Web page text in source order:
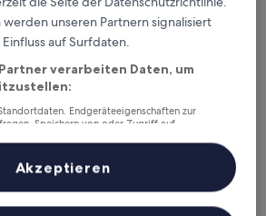
Preis
beträgt
inkl. Steuern & Gebühren
9. Aug.–10. Aug.
werden unseren Partnern signalisiert
auf Surfdaten.
verarbeiten Daten, um
Endgeräteeigenschaften zur
Speichern von oder Zugriff auf
und der Performance von Inhalten,
Entwicklung und Verbesserung von
Akzeptieren